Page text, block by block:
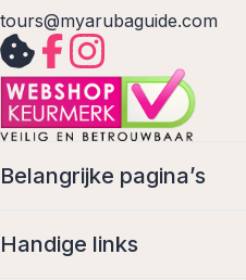
tours@myarubaguide.com
Belangrijke pagina’s
Handige links